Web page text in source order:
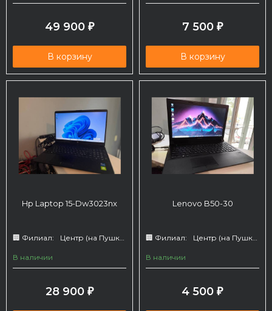
49 900 ₽
В корзину
7 500 ₽
В корзину
Hp Laptop 15-Dw3023nx
🏢 Филиал: Центр (на Пушкина 66)
В наличии
28 900 ₽
Lenovo B50-30
🏢 Филиал: Центр (на Пушкина 66)
В наличии
4 500 ₽